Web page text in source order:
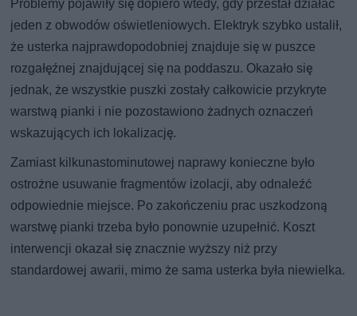
Problemy pojawiły się dopiero wtedy, gdy przestał działać
jeden z obwodów oświetleniowych. Elektryk szybko ustalił,
że usterka najprawdopodobniej znajduje się w puszce
rozgałęźnej znajdującej się na poddaszu. Okazało się
jednak, że wszystkie puszki zostały całkowicie przykryte
warstwą pianki i nie pozostawiono żadnych oznaczeń
wskazujących ich lokalizację.
Zamiast kilkunastominutowej naprawy konieczne było
ostrożne usuwanie fragmentów izolacji, aby odnaleźć
odpowiednie miejsce. Po zakończeniu prac uszkodzoną
warstwę pianki trzeba było ponownie uzupełnić. Koszt
interwencji okazał się znacznie wyższy niż przy
standardowej awarii, mimo że sama usterka była niewielka.